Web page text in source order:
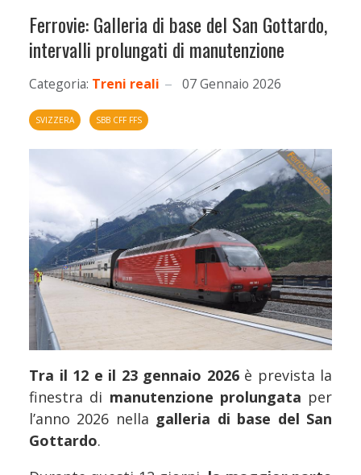
Ferrovie: Galleria di base del San Gottardo,
intervalli prolungati di manutenzione
Categoria: Treni reali 07 Gennaio 2026
SVIZZERA SBB CFF FFS
Tra il 12 e il 23 gennaio 2026 è prevista la
finestra di manutenzione prolungata per
l’anno 2026 nella galleria di base del San
Gottardo.